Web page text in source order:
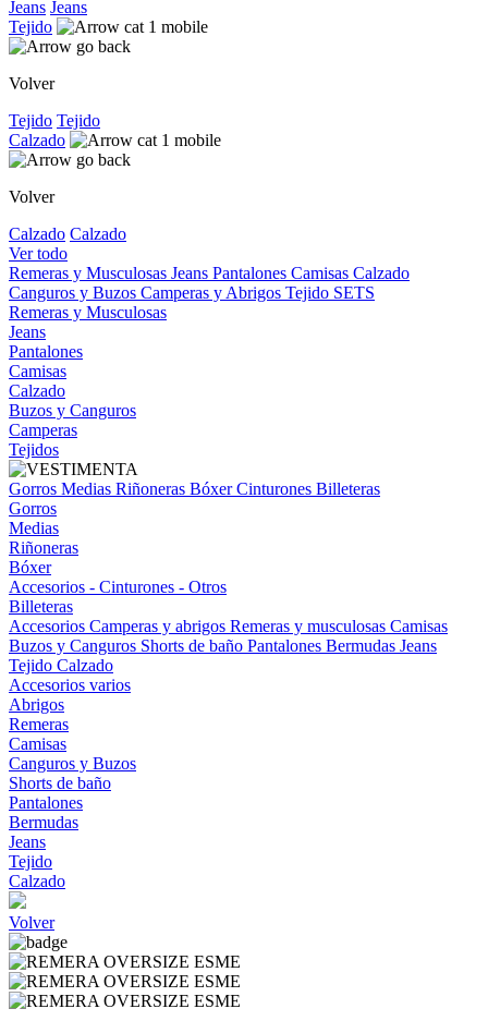
Jeans Jeans
Tejido
Volver
Tejido Tejido
Calzado
Volver
Calzado Calzado
Ver todo
Remeras y Musculosas Jeans Pantalones Camisas Calzado
Canguros y Buzos Camperas y Abrigos Tejido SETS
Remeras y Musculosas
Jeans
Pantalones
Camisas
Calzado
Buzos y Canguros
Camperas
Tejidos
Gorros Medias Riñoneras BóxerCinturones Billeteras
Gorros
Medias
Riñoneras
Bóxer
Accesorios - Cinturones - Otros
Billeteras
Accesorios Camperas y abrigos Remeras y musculosas Camisas
Buzos y Canguros Shorts de baño Pantalones Bermudas Jeans
Tejido Calzado
Accesorios varios
Abrigos
Remeras
Camisas
Canguros y Buzos
Shorts de baño
Pantalones
Bermudas
Jeans
Tejido
Calzado
Volver